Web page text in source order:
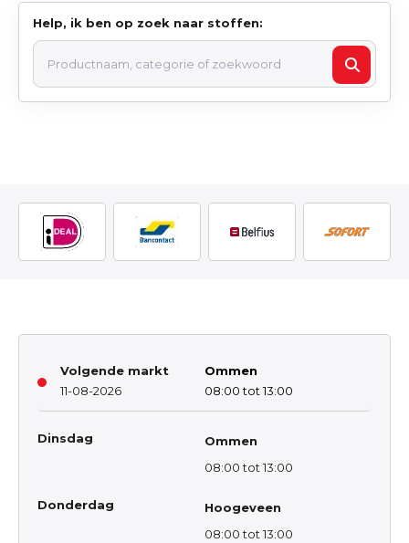
Help, ik ben op zoek naar stoffen:
Volgende markt
11-08-2026
Ommen
08:00 tot 13:00
Dinsdag
Ommen
08:00 tot 13:00
Donderdag
Hoogeveen
08:00 tot 13:00